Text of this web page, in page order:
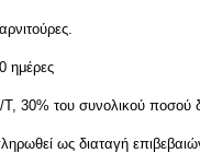
ημέρες
T, 30% του συνολικού ποσού
ως διαταγή